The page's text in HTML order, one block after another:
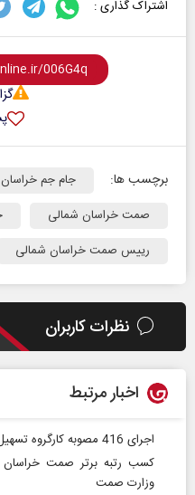
اشتراک گذاری :
برچسب ها:
جام جم
صمت خراسان شمالی
رییس صمت خراسان شمالی
نظرات کاربران
اخبار مرتبط
اجرای 416 مصوبه کارگروه تسهیل و رفع موانع تولید استان
وزارت صمت